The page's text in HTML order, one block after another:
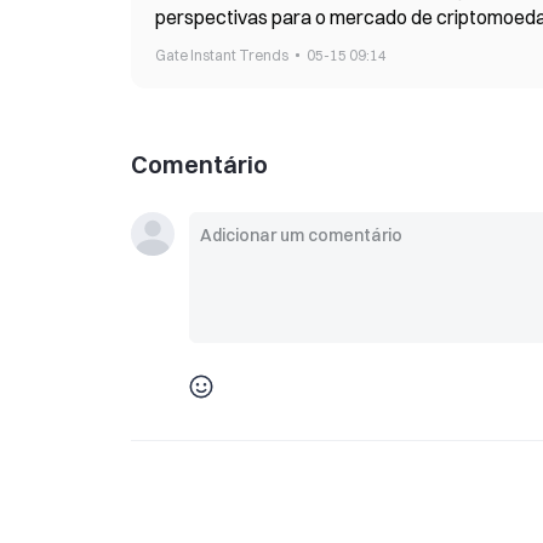
perspectivas para o mercado de
Gate Instant Trends 05-15 09:14
Comentário